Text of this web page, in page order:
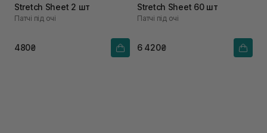
Stretch Sheet 2 шт
Патчі під очі
480₴
Stretch Sheet 60 шт
Патчі під очі
6 420₴